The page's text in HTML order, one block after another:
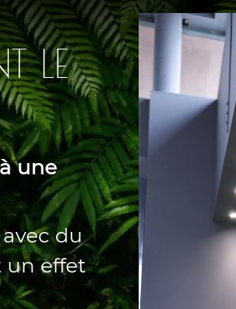
LE
une
du
un effet